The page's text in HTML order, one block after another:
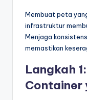
Membuat peta
infrastruktur
Menjaga
memastikan
Langkah
Container